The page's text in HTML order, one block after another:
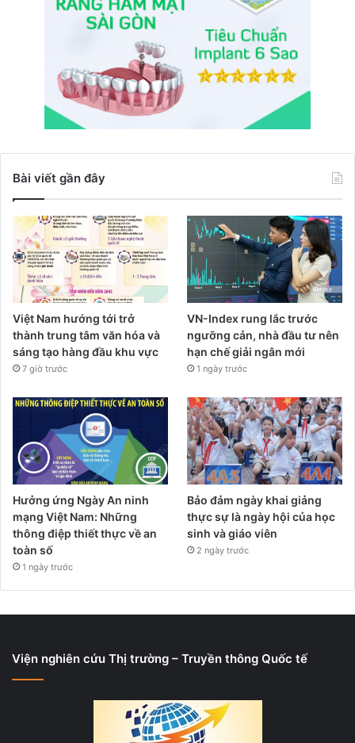
Bài viết gần đây
Việt Nam hướng tới trở
thành trung tâm văn hóa và
sáng tạo hàng đầu khu vực
7 giờ trước
VN-Index rung lắc trước
ngưỡng cản, nhà đầu tư nên
hạn chế giải ngân mới
1 ngày trước
Hưởng ứng Ngày An ninh
mạng Việt Nam: Những
thông điệp thiết thực về an
toàn số
1 ngày trước
Bảo đảm ngày khai giảng
thực sự là ngày hội của học
sinh và giáo viên
2 ngày trước
Viện nghiên cứu Thị trường – Truyền thông Quốc tế